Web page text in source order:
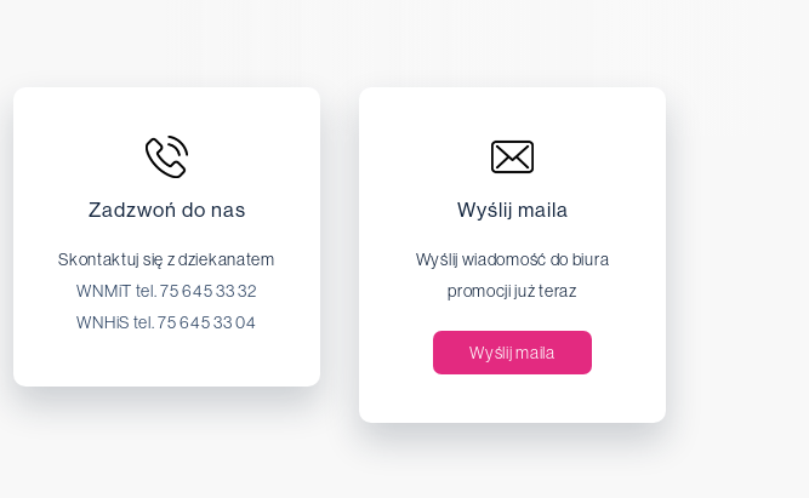
Zadzwoń do nas
Skontaktuj się z dziekanatem
WNMiT tel. 75 645 33 32
WNHiS tel. 75 645 33 04
Wyślij maila
Wyślij wiadomość do biura
promocji już teraz
Wyślij maila